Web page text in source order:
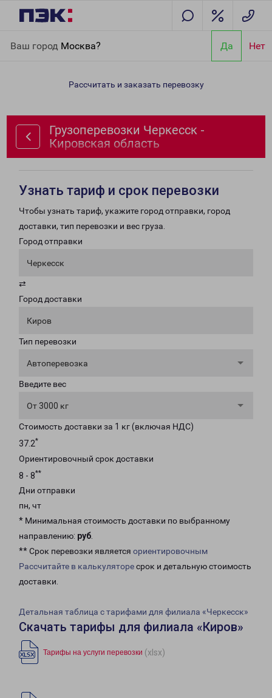
Ваш город Москва? Да Нет
область
Рассчитать и заказать перевозку
Грузоперевозки Черкесск -
Кировская область
Узнать тариф и срок перевозки
Чтобы узнать тариф, укажите город отправки, город
доставки, тип перевозки и вес груза.
Город отправки
Черкесск
⇄
Город доставки
Киров
Тип перевозки
Автоперевозка
Введите вес
От 3000 кг
Стоимость доставки за 1 кг (включая НДС)
37.2*
Ориентировочный срок доставки
8 - 8**
Дни отправки
пн, чт
* Минимальная стоимость доставки по выбранному
направлению: руб.
** Срок перевозки является ориентировочным
Рассчитайте в калькуляторесрок и детальную стоимость
доставки.
Детальная таблица с тарифами для филиала «Черкесск»
Скачать тарифы для филиала «Киров»
Тарифы на услуги перевозки (xlsx)